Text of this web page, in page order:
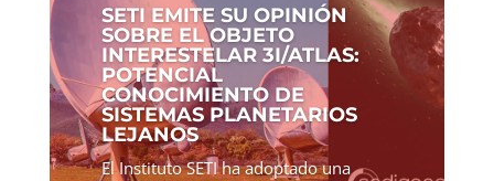
SETI EMITE SU OPINIÓN
SOBRE EL OBJETO
INTERESTELAR 3I/ATLAS:
POTENCIAL
CONOCIMIENTO DE
SISTEMAS PLANETARIOS
LEJANOS
El Instituto SETI ha adoptado una